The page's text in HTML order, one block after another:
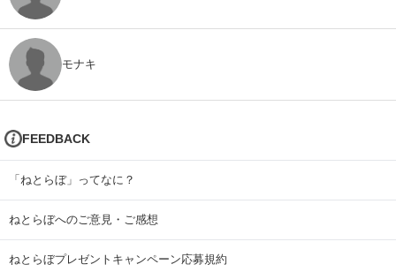
モナキ
FEEDBACK
「ねとらぼ」ってなに？
ねとらぼへのご意見・ご感想
ねとらぼプレゼントキャンペーン応募規約